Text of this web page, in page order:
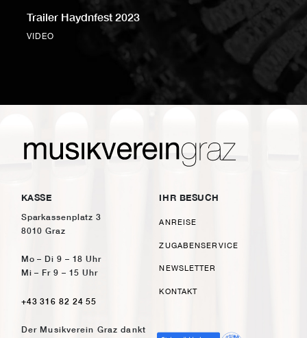
Trailer Haydnfest 2023
VIDEO
KASSE
Sparkassenplatz 3
8010 Graz
Mo – Di 9 – 18 Uhr
Mi – Fr 9 – 15 Uhr
+43 316 82 24 55
IHR BESUCH
ANREISE
ZUGABENSERVICE
NEWSLETTER
KONTAKT
Der Musikverein Graz dankt